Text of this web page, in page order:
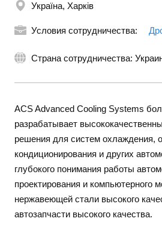
Україна, Харків
Условия сотрудничества:
Страна сотрудничества:
ACS Advanced Cooling Systems
разрабатывает
решения для систем охлаждения,
кондиционирования и других
глубокого понимания работы
проектирования и компьютерного
нержавеющей стали высокого
автозапчасти высокого качества.